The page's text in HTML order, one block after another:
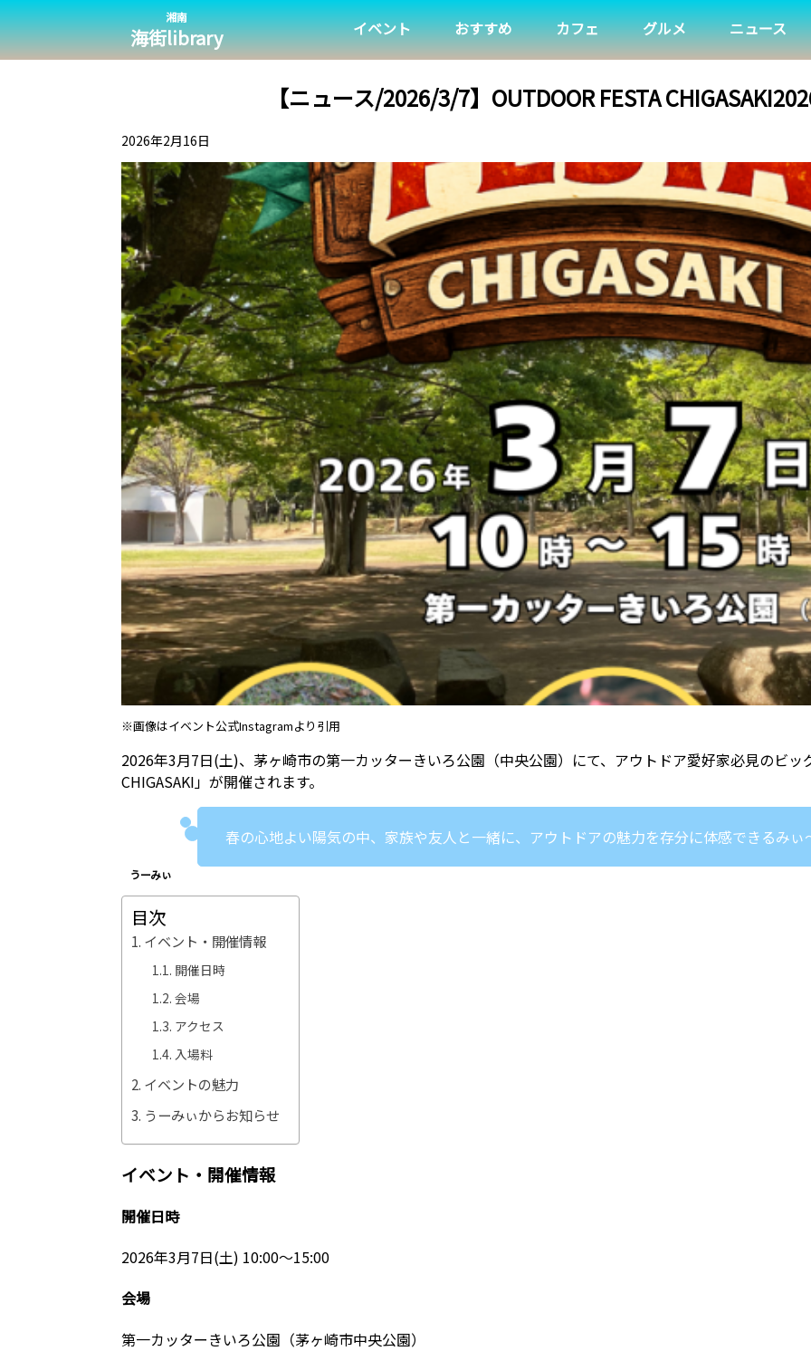
湘南
海街library イベント おすすめ カフェ グルメ ニュース
【ニュース/2026/3/7】OUTDOOR FESTA
2026年2月16日
※画像はイベント公式Instagramより引用
2026年3月7日(土)、茅ヶ崎市の第一カッターきいろ公園（中央公園）にて、アウトドア愛好家必見のビッ
CHIGASAKI」が開催されます。
春の心地よい陽気の中、家族や友人と一緒に、アウトドアの魅力を存分に体感できるみぃ
目次
イベント・開催情報
開催日時
会場
アクセス
入場料
イベントの魅力
うーみぃからお知らせ
イベント・開催情報
開催日時
2026年3月7日(土) 10:00〜15:00
会場
第一カッターきいろ公園（茅ヶ崎市中央公園）